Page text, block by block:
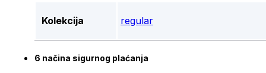
Kolekcija regular
6 načina sigurnog plaćanja